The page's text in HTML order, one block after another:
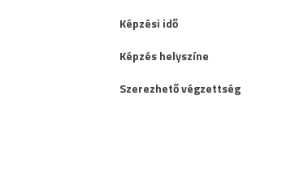
Képzési idő
Képzés helyszíne
Szerezhető végzettség